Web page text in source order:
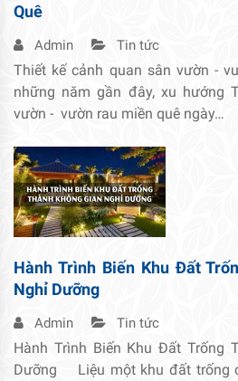
Quê
Admin Tin tức
Thiết kế cảnh quan sân vườn -
những năm gần đây, xu hướng
vườn - vườn rau miền quê ngày…
Hành Trình Biến Khu Đất
Nghỉ Dưỡng
Admin Tin tức
Hành Trình Biến Khu Đất Trống
Dưỡng Liệu một khu đất trống